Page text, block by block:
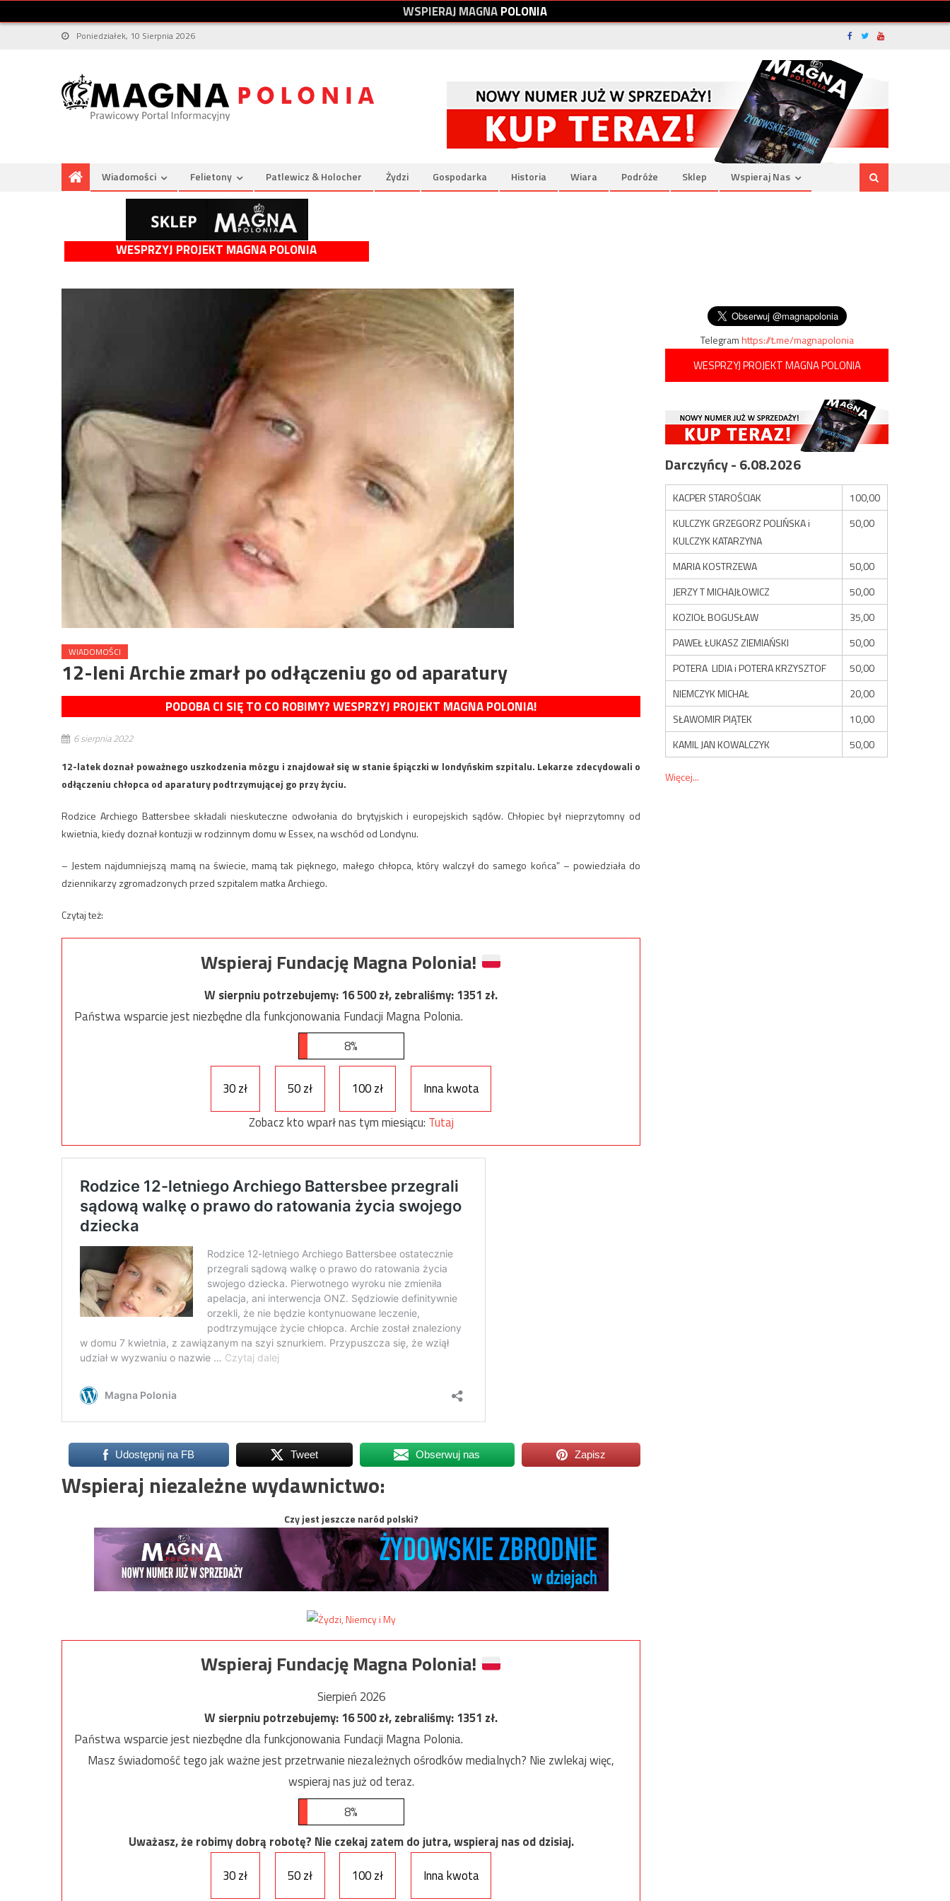
WSPIERAJMAGNAPOLONIA
Poniedziałek, 10 Sierpnia 2026
Wiadomości Felietony Patlewicz & Holocher Żydzi Gospodarka Historia Wiara Podróże Sklep Wspieraj Nas
WESPRZYJ PROJEKT MAGNA POLONIA
WIADOMOŚCI
12-leni Archie zmarł po odłączeniu go od aparatury
PODOBA CI SIĘ TO CO ROBIMY? WESPRZYJ PROJEKT MAGNA POLONIA!
6 sierpnia 2022
12-latek doznał poważnego uszkodzenia mózgu i znajdował się w stanie śpiączki w londyńskim szpitalu. Lekarze zdecydowali o
odłączeniu chłopca od aparatury podtrzymującej go przy życiu.
Rodzice Archiego Battersbee składali nieskuteczne odwołania do brytyjskich i europejskich sądów. Chłopiec był nieprzytomny od
kwietnia, kiedy doznał kontuzji w rodzinnym domu w Essex, na wschód od Londynu.
– Jestem najdumniejszą mamą na świecie, mamą tak pięknego, małego chłopca, który walczył do samego końca” – powiedziała do
dziennikarzy zgromadzonych przed szpitalem matka Archiego.
Czytaj też:
Wspieraj Fundację Magna Polonia!
W sierpniu potrzebujemy:16 500zł, zebraliśmy:1351 zł.
Państwa wsparcie jest niezbędne dla funkcjonowania Fundacji Magna Polonia.
8%
30 zł 50 zł 100 zł
Inna kwota
Zobacz kto wparł nas tym miesiącu: Tutaj
Udostępnij na FB Tweet Obserwuj nas Zapisz
Wspieraj niezależne wydawnictwo:
Czy jest jeszcze naród polski?
Wspieraj Fundację Magna Polonia!
Sierpień 2026
W sierpniu potrzebujemy:16 500zł, zebraliśmy:1351 zł.
Państwa wsparcie jest niezbędne dla funkcjonowania Fundacji Magna Polonia.
Masz świadomość tego jak ważne jest przetrwanie niezależnych ośrodków medialnych? Nie zwlekaj więc,
wspieraj nas już od teraz.
8%
Uważasz, że robimy dobrą robotę? Nie czekaj zatem do jutra, wspieraj nas od dzisiaj.
30 zł
50 zł 100 zł
Inna kwota
Telegramhttps://t.me/magnapolonia
WESPRZYJ PROJEKT MAGNA POLONIA
Darczyńcy - 6.08.2026
KACPER STAROŚCIAK
100,00
KULCZYK GRZEGORZ POLIŃSKA i
KULCZYK KATARZYNA
50,00
MARIA KOSTRZEWA
50,00
JERZY T MICHAJŁOWICZ
50,00
KOZIOŁ BOGUSŁAW
35,00
PAWEŁ ŁUKASZ ZIEMIAŃSKI
50,00
POTERA LIDIA i POTERA KRZYSZTOF
50,00
NIEMCZYK MICHAŁ
20,00
SŁAWOMIR PIĄTEK
10,00
KAMIL JAN KOWALCZYK
50,00
Więcej...